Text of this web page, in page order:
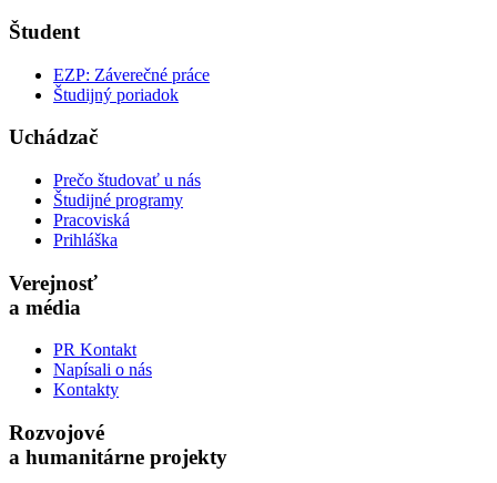
Študent
EZP: Záverečné práce
Študijný poriadok
Uchádzač
Prečo študovať u nás
Študijné programy
Pracoviská
Prihláška
Verejnosť
a média
PR Kontakt
Napísali o nás
Kontakty
Rozvojové
a humanitárne projekty